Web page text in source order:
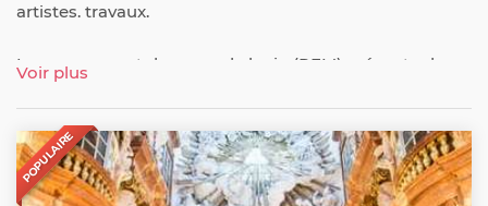
artistes. travaux.
Le mouvement des yeux de lapin (REM) présente des
internationaux. La galerie fait également office
d'agence d'illustration. La galerie abrite un café
agréable où vous pourrez déguster un café, des
collations légères, des plats du jour et des friandises.
Voir plus
POPULAIRE